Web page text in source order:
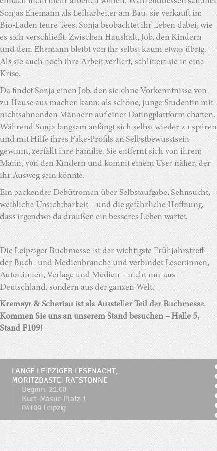
Sonjas Ehemann als Leiharbeiter am Bau, sie verkauft im
Bio-Laden teure Tees. Sonja beobachtet ihr Leben dabei, wie
es sich verschließt. Zwischen Haushalt, Job, den Kindern
und dem Ehemann bleibt von ihr selbst kaum etwas übrig.
Als sie auch noch ihre Arbeit verliert, schlittert sie in eine
Krise.
Da findet Sonja einen Job, den sie ohne Vorkenntnisse von
zu Hause aus machen kann: als schöne, junge Studentin mit
nichtsahnenden Männern auf einer Datingplattform chatten.
Während Sonja langsam anfängt sich selbst wieder zu spüren
und mit Hilfe ihres Fake-Profils an Selbstbewusstsein
gewinnt, zerfällt ihre Familie. Sie entfernt sich von ihrem
Mann, von den Kindern und kommt einem User näher, der
ihr Ausweg sein könnte.
Ein packender Debütroman über Selbstaufgabe, Sehnsucht,
weibliche Unsichtbarkeit – und die gefährliche Hoffnung,
dass irgendwo da draußen ein besseres Leben wartet.
Die Leipziger Buchmesse ist der wichtigste Frühjahrstreff
der Buch- und Medienbranche und verbindet Leser:innen,
Autor:innen, Verlage und Medien – nicht nur aus
Deutschland, sondern aus der ganzen Welt.
Kremayr & Scheriau ist als Aussteller Teil der Buchmesse.
Kommen Sie uns an unserem Stand besuchen – Halle 5,
Stand F109!
LANGE LEIPZIGER LESENACHT,
MORITZBASTEI RATSTONNE
Beginn: 21:00
Kurt-Masur-Platz 1
04109 Leipzig